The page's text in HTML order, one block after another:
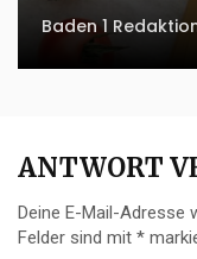
Baden 1
ANTWORT
Deine E-Mail-Adresse
Felder sind mit *